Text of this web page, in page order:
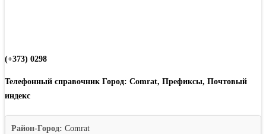
(+373) 0298
Телефонный справочник Город: Comrat, Префиксы, Почтовый
индекс
Район-Город: Comrat